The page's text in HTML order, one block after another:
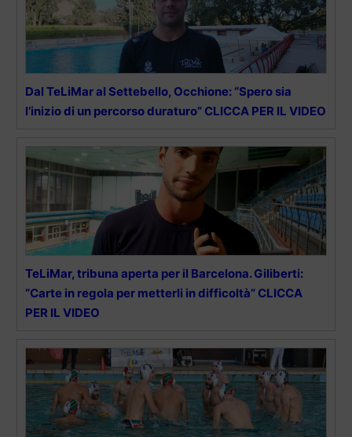
Dal TeLiMar al Settebello, Occhione: “Spero sia
l’inizio di un percorso duraturo” CLICCA PER IL VIDEO
TeLiMar, tribuna aperta per il Barcelona. Giliberti:
“Carte in regola per metterli in difficoltà” CLICCA
PER IL VIDEO